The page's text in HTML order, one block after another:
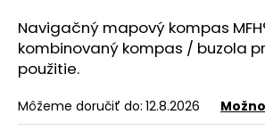
Navigačný mapový kompas
kombinovaný kompas / buzola
použitie.
Môžeme doručiť do: 12.8.2026
á
j
s
?